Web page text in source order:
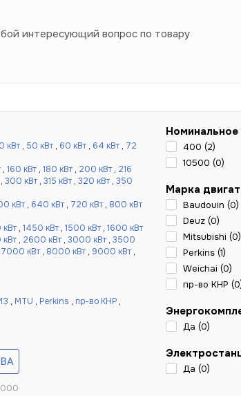
интересующий вопрос по товару
кВт , 50 кВт , 60 кВт , 64 кВт , 72
, 160 кВт , 180 кВт , 200 кВт , 216
, 300 кВт , 315 кВт , 320 кВт , 350
кВт , 640 кВт , 720 кВт , 800 кВт
кВт , 1450 кВт , 1500 кВт , 1600 кВт
, 2600 кВт , 3000 кВт , 3500
7000 кВт , 8000 кВт , 9000 кВт ,
, MTU , Perkins , пр-во КНР ,
000
400 (2)
10500 (0)
Марка
Baudouin (0)
Deuz (0)
Mitsubishi (0)
Perkins (1)
Weichai (0)
пр-во КНР (0
Да (0)
Да (0)